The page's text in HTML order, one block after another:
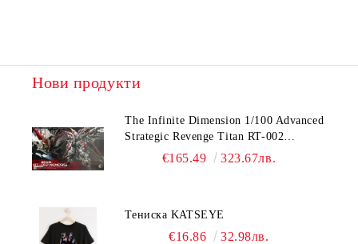
Нови продукти
The Infinite Dimension 1/100 Advanced
Strategic Revenge Titan RT-002
Nemesis€165.49 323.67лв.
Тениска KATSEYE
€16.86 32.98лв.